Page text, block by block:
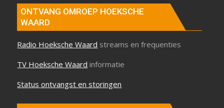
ONTVANG OMROEP HOEKSCHE
WAARD
Radio Hoeksche Waard streams en frequenties
TV Hoeksche Waard informatie
Status ontvangst en storingen